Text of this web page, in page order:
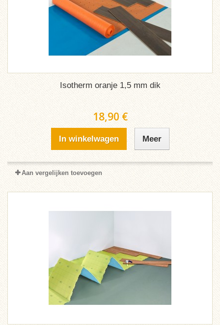
Isotherm oranje 1,5 mm dik
18,90 €
In winkelwagen Meer
Aan vergelijken toevoegen